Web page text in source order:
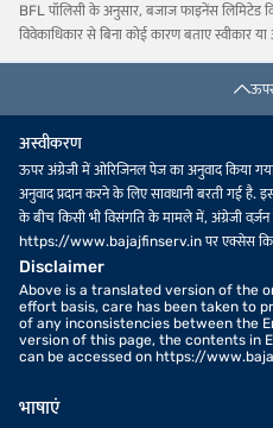
BFL पॉलिसी के अनुसार, बजाज फाइनेंस लिमिटेड
विवेकाधिकार से बिना कोई कारण बताए स्वीकार
अस्वीकरण
ऊपर अंग्रेजी में ओरिजिनल पेज का अनुवाद किया
अनुवाद प्रदान करने के लिए सावधानी बरती गई है.
के बीच किसी भी विसंगति के मामले में, अंग्रेजी
https://www.bajajfinserv.in पर एक्सेस
Disclaimer
Above is a translated version of the
effort basis, care has been taken to
of any inconsistencies between the
version of this page, the contents in
can be accessed on https://
भाषाएं